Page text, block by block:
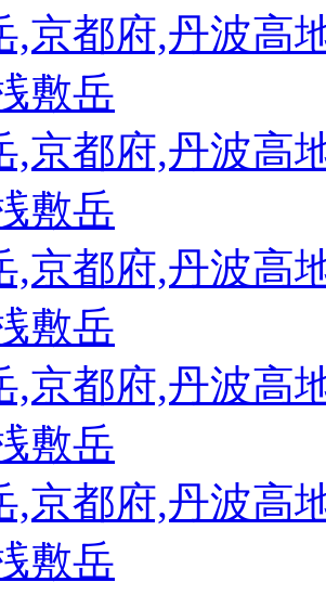
,京都府,丹波高
敷岳
,京都府,丹波高
敷岳
,京都府,丹波高
敷岳
,京都府,丹波高
敷岳
,京都府,丹波高
敷岳